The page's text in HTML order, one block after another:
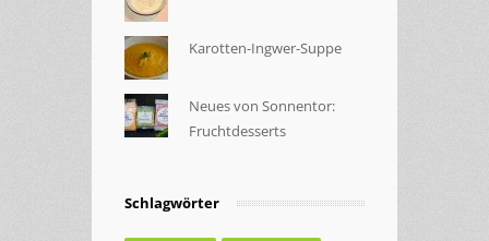
Karotten-Ingwer-Suppe
Neues von Sonnentor:
Fruchtdesserts
Schlagwörter